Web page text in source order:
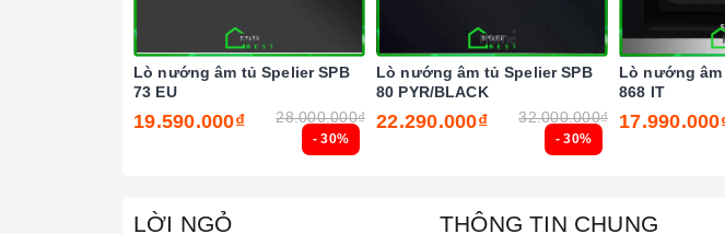
- 30%
Lò nướng âm tủ Spelier SPB
73 EU
19.590.000₫ 28.000.000₫
- 30%
Lò nướng âm tủ Spelier SPB
80 PYR/BLACK
22.290.000₫ 32.000.000₫
Lò nướng âm
868 IT
LỜI NGỎ THÔNG TIN CHUNG